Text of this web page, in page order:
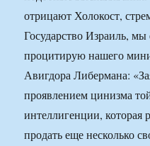
отрицают Холокост,
Государство Израиль, мы
процитирую нашего
Авигдора Либермана:
проявлением цинизма
интеллигенции, которая
продать еще несколько